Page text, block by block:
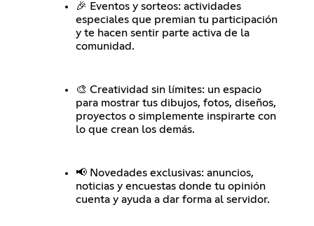
🎉 Eventos y sorteos: actividades
especiales que premian tu participación
y te hacen sentir parte activa de la
comunidad.
🎨 Creatividad sin límites: un espacio
para mostrar tus dibujos, fotos, diseños,
proyectos o simplemente inspirarte con
lo que crean los demás.
📢 Novedades exclusivas: anuncios,
noticias y encuestas donde tu opinión
cuenta y ayuda a dar forma al servidor.